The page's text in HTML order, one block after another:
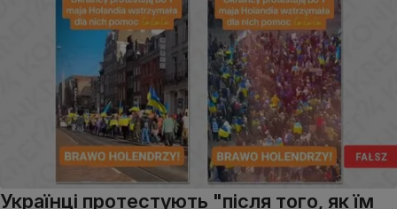
Українці протестують "після того, як їм